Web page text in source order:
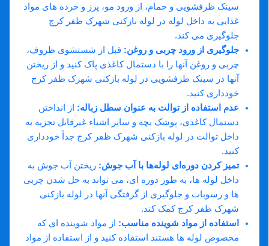
سینک ظرفشویی و حمام، از ورود مو، پرز و خرده ‌های مواد
غذایی به داخل لوله در لوله بازکنی شهرک ظفر کرج
جلوگیری می ‌کند.
جلوگیری از ورود چربی و روغن: قبل از شستشوی ظروف،
چربی و روغن آنها را با دستمال کاغذی پاک کنید و از ریختن
آنها در سینک ظرفشویی در لوله بازکنی شهرک ظفر کرج
خودداری کنید.
عدم استفاده از توالت به عنوان سطل زباله: از انداختن
دستمال کاغذی، پوشک بچه و سایر اشیاء غیرقابل تجزیه به
داخل توالت در لوله بازکنی شهرک ظفر کرج جداً خودداری
کنید.
تمیز کردن دوره‌ای لوله‌ها با آب جوش: ریختن آب جوش به
داخل لوله ‌ها، به طور دوره‌ ای، می‌ تواند به حل شدن چربی
‌ها و رسوبات و جلوگیری از گرفتگی آنها در لوله بازکنی
شهرک ظفر کرج کمک کند.
استفاده از مواد شوینده مناسب: از مواد شوینده ‌ای که
مخصوص لوله‌ ها هستند استفاده کنید و از استفاده از مواد